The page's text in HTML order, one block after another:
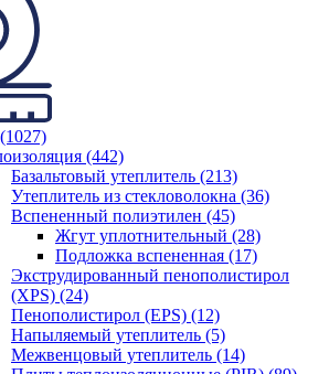
(442)
Базальтовый утеплитель (213)
Утеплитель из стекловолокна (36)
Вспененный полиэтилен (45)
Жгут уплотнительный (28)
Подложка вспененная (17)
Экструдированный пенополистирол
(XPS) (24)
Пенополистирол (EPS) (12)
Напыляемый утеплитель (5)
Межвенцовый утеплитель (14)